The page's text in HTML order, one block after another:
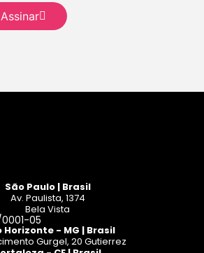
Assinar
São Paulo | Brasil
Av. Paulista, 1374
Bela Vista
0001-05
Horizonte - MG | Brasil
Gurgel, 20 Gutierrez